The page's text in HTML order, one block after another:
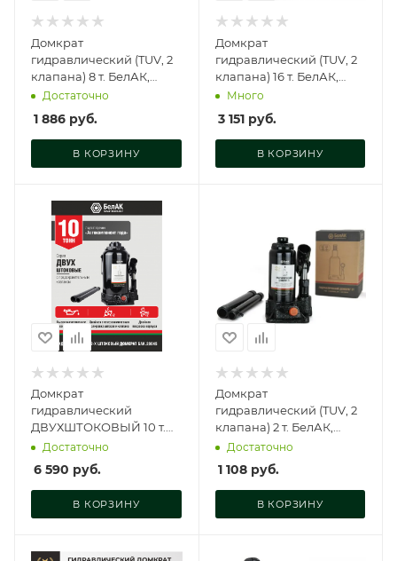
Домкрат
гидравлический (TUV, 2
клапана) 8 т. БелАК,
БАК.00031
Достаточно
1 886 руб.
В КОРЗИНУ
Домкрат
гидравлический (TUV, 2
клапана) 16 т. БелАК,
БАК.00035
Много
3 151руб.
В КОРЗИНУ
Домкрат
гидравлический
ДВУХШТОКОВЫЙ 10 т.
БелАК, БАК.20045
Достаточно
6 590 руб.
В КОРЗИНУ
Домкрат
гидравлический (TUV, 2
клапана) 2 т. БелАК,
БАК.00026
Достаточно
1 108руб.
В КОРЗИНУ